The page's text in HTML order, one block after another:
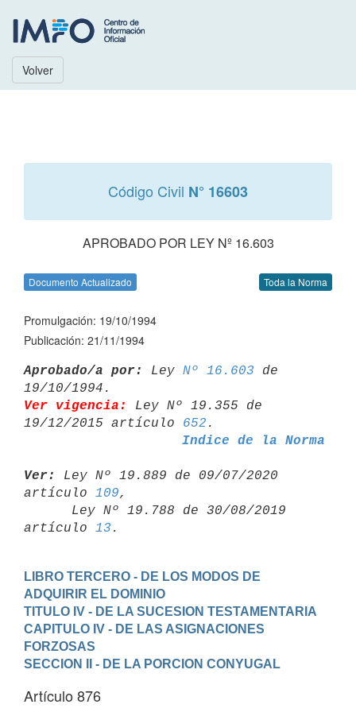
Volver
Código Civil N° 16603
APROBADO POR LEY Nº 16.603
Documento Actualizado Toda la Norma
Promulgación: 19/10/1994
Publicación: 21/11/1994
Aprobado/a por: Ley Nº 16.603 de
Ver vigencia:
Ley Nº 19.355 de
19/12/2015 artículo 652
Indice de la Norma
Ver:
Ley Nº 19.889 de 09/07/2020
artículo 109,
artículo 13
LIBRO TERCERO - DE LOS MODOS DE
ADQUIRIR EL DOMINIO
TITULO IV - DE LA SUCESION TESTAMENTARIA
CAPITULO IV - DE LAS ASIGNACIONES
FORZOSAS
SECCION II - DE LA PORCION CONYUGAL
Artículo 876